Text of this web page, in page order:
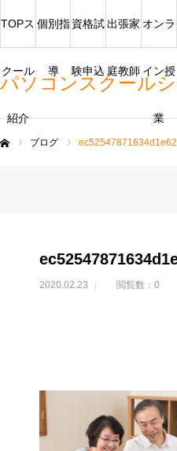
パソコンスクール
TOPス
クール
紹介
個別指
導
資格試
験申込
出張家
庭教師
オンラ
イン授
業
ブログ
2020.02.23 閲覧数：0